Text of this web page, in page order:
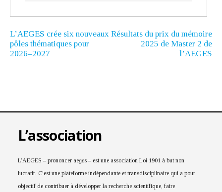
L’AEGES crée six nouveaux
pôles thématiques pour
2026–2027
Résultats du prix du mémoire
2025 de Master 2 de
l’AEGES
L’association
L’AEGES – prononcer aeɡɛs – est une association Loi 1901 à but non
lucratif. C’est une plateforme indépendante et transdisciplinaire qui a pour
objectif de contribuer à développer la recherche scientifique, faire